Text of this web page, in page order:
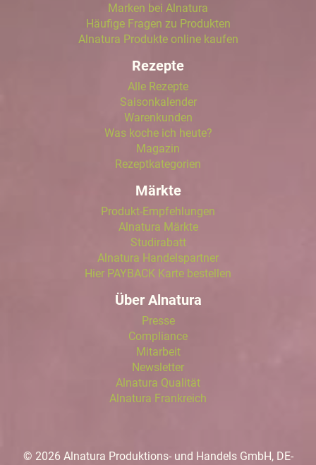
Marken bei Alnatura
Häufige Fragen zu Produkten
Alnatura Produkte online kaufen
Rezepte
Alle Rezepte
Saisonkalender
Warenkunden
Was koche ich heute?
Magazin
Rezeptkategorien
Märkte
Produkt-Empfehlungen
Alnatura Märkte
Studirabatt
Alnatura Handelspartner
Hier PAYBACK Karte bestellen
Über Alnatura
Presse
Compliance
Mitarbeit
Newsletter
Alnatura Qualität
Alnatura Frankreich
© 2026 Alnatura Produktions- und Handels GmbH, DE-